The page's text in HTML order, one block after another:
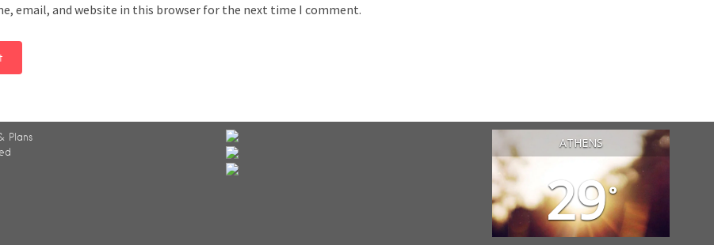
email, and website in this browser for the next time I comment.
Plans
ATHENS
29°